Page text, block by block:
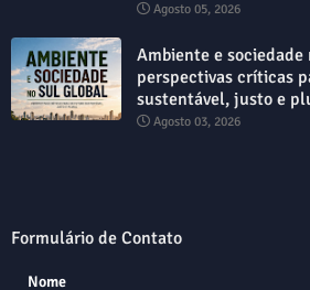
Agosto 05, 2026
Ambiente e sociedade
perspectivas críticas
sustentável, justo e
Agosto 03, 2026
Formulário de Contato
Nome